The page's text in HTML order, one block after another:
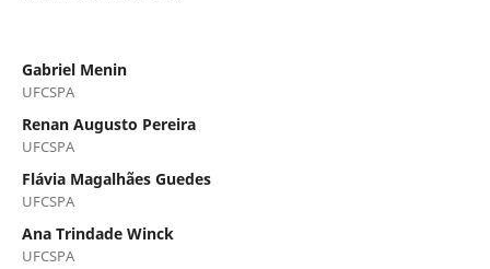
Gabriel Menin
UFCSPA
Renan Augusto Pereira
UFCSPA
Flávia Magalhães Guedes
UFCSPA
Ana Trindade Winck
UFCSPA